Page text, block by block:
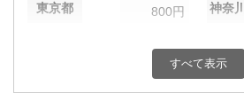
東京都 800円 神奈
800円 富山
すべて表示